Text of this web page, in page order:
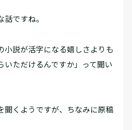
ですね。
説が活字になる嬉しさよりも
いただけるんですか」って聞い
くようですが、ちなみに原稿